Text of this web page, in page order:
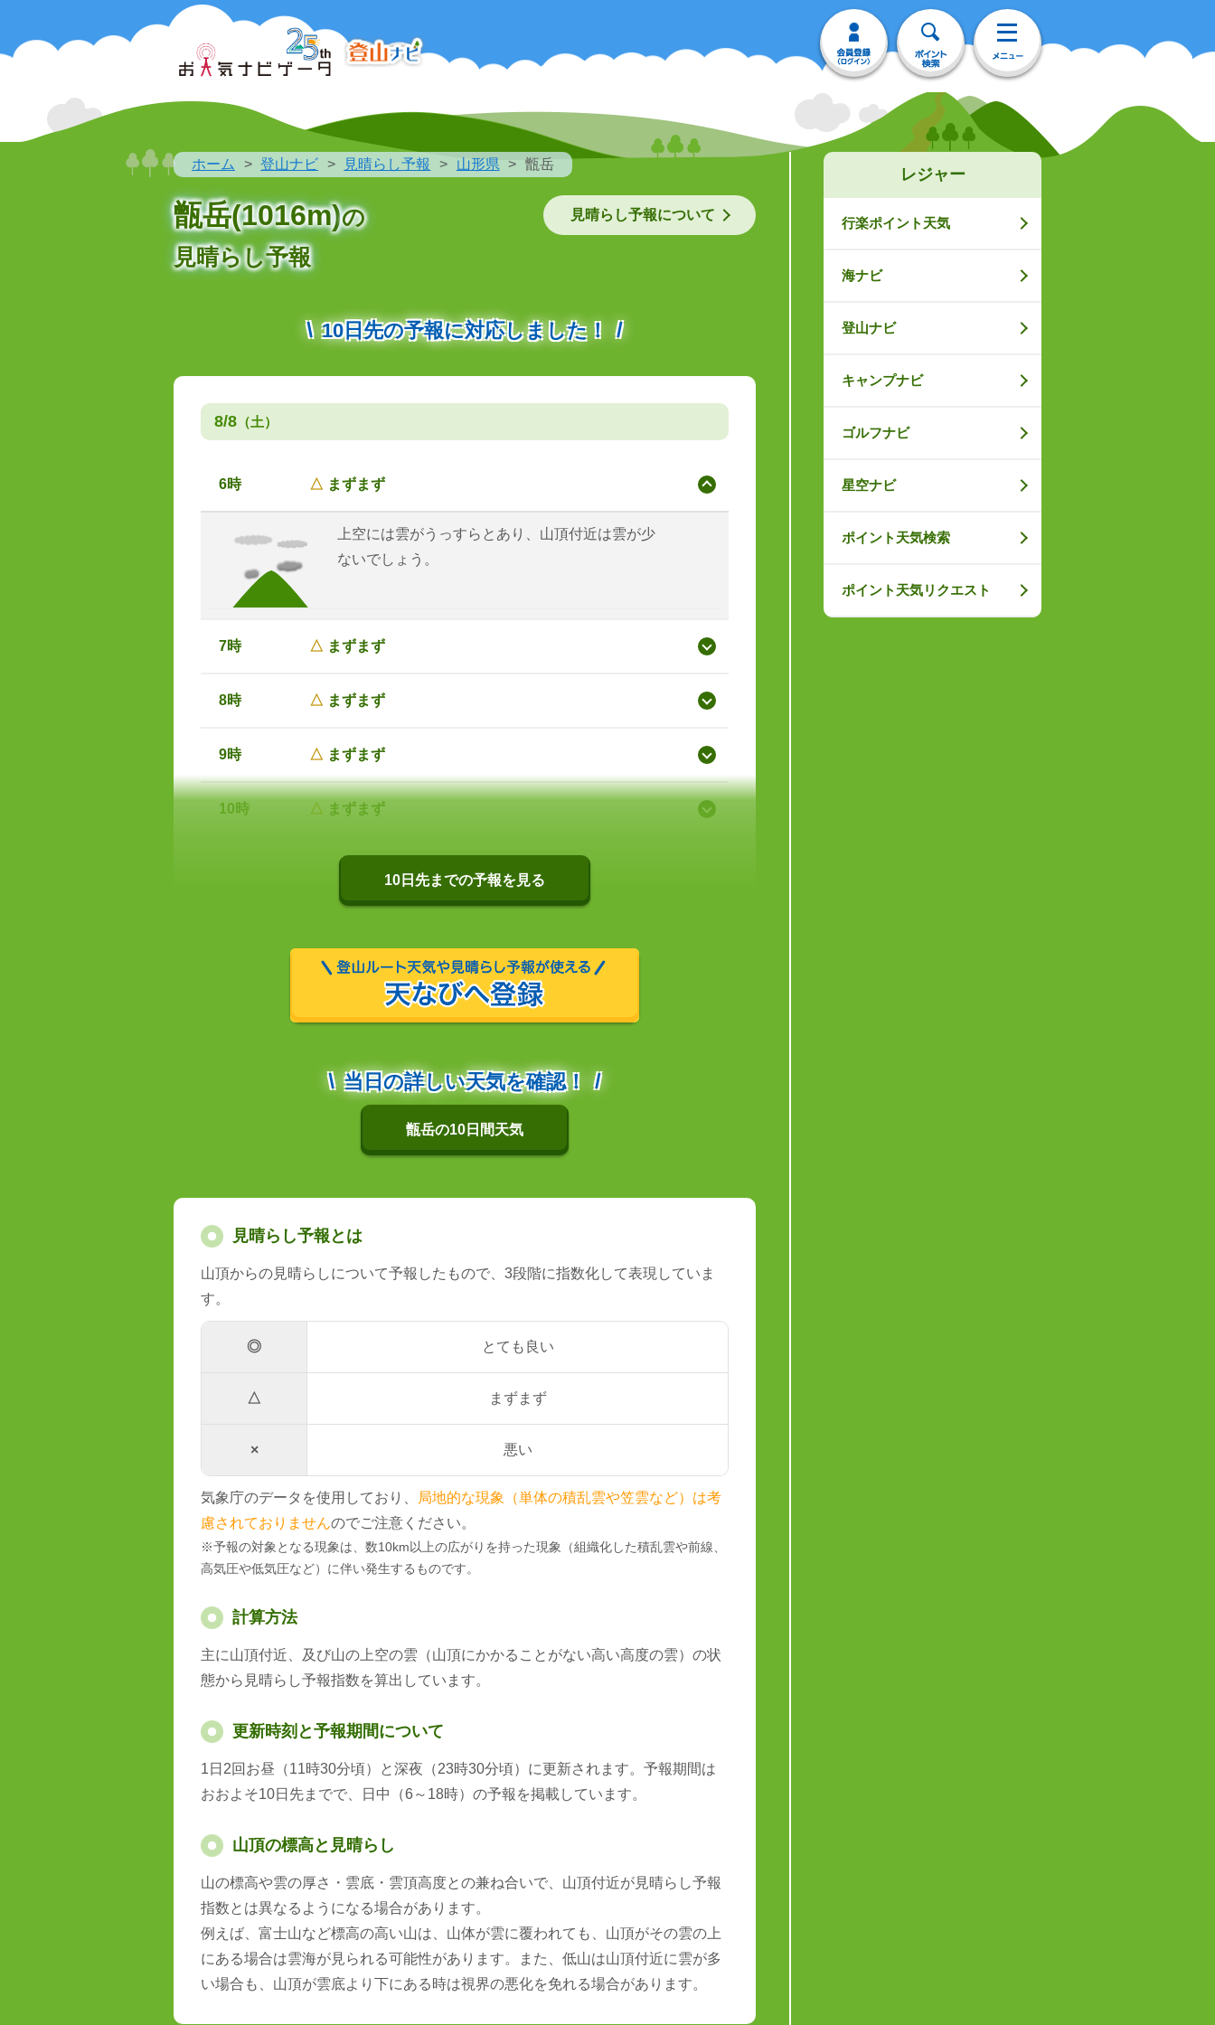
ホーム 登山ナビ 見晴らし予報 山形県 甑岳
甑岳(1016m)の
見晴らし予報
見晴らし予報について
10日先の予報に対応しました！
8/8 （土）
6時 △ まずまず
上空には雲がうっすらとあり、山頂付近は雲が少
ないでしょう。
7時 △ まずまず
8時 △ まずまず
9時 △ まずまず
10時 △ まずまず
10日先までの予報を見る
当日の詳しい天気を確認！
甑岳の10日間天気
見晴らし予報とは
山頂からの見晴らしについて予報したもので、3段階に指数化して表現していま
す。
◎ とても良い
△ まずまず
× 悪い
気象庁のデータを使用しており、
局地的な現象（単体の積乱雲や笠雲など）は考
慮されておりませんのでご注意ください。
※予報の対象となる現象は、数10km以上の広がりを持った現象（組織化した積乱雲や前線、
高気圧や低気圧など）に伴い発生するものです。
計算方法
主に山頂付近、及び山の上空の雲（山頂にかかることがない高い高度の雲）の状
態から見晴らし予報指数を算出しています。
更新時刻と予報期間について
1日2回お昼（11時30分頃）と深夜（23時30分頃）に更新されます。予報期間は
おおよそ10日先までで、日中（6～18時）の予報を掲載しています。
山頂の標高と見晴らし
山の標高や雲の厚さ・雲底・雲頂高度との兼ね合いで、山頂付近が見晴らし予報
指数とは異なるようになる場合があります。
例えば、富士山など標高の高い山は、山体が雲に覆われても、山頂がその雲の上
にある場合は雲海が見られる可能性があります。また、低山は山頂付近に雲が多
い場合も、山頂が雲底より下にある時は視界の悪化を免れる場合があります。
レジャー
行楽ポイント天気
海ナビ
登山ナビ
キャンプナビ
ゴルフナビ
星空ナビ
ポイント天気検索
ポイント天気リクエスト